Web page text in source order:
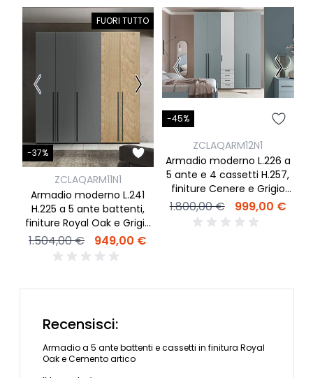
FUORI TUTTO
-37%
ZCLAQARM11N1
Armadio moderno L.241
H.225 a 5 ante battenti,
finiture Royal Oak e Grigio
Titanio
1.504,00 € 949,00 €
-45%
ZCLAQARM12N1
Armadio moderno L.226 a
5 ante e 4 cassetti H.257,
finiture Cenere e Grigio
Dorian
1.800,00 € 999,00 €
Recensisci:
Armadio a 5 ante battenti e cassetti in finitura Royal
Oak e Cemento artico